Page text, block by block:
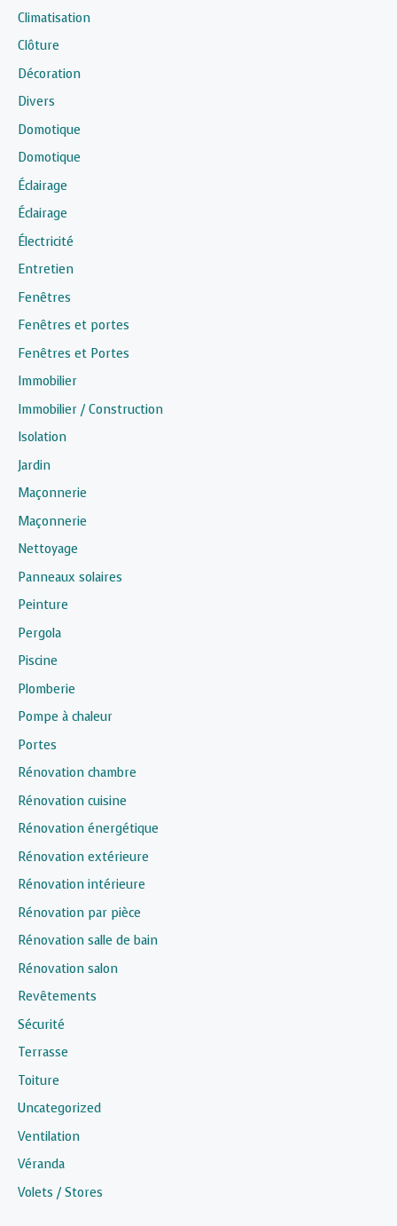
Climatisation
Clôture
Décoration
Divers
Domotique
Domotique
Éclairage
Éclairage
Électricité
Entretien
Fenêtres
Fenêtres et portes
Fenêtres et Portes
Immobilier
Immobilier / Construction
Isolation
Jardin
Maçonnerie
Maçonnerie
Nettoyage
Panneaux solaires
Peinture
Pergola
Piscine
Plomberie
Pompe à chaleur
Portes
Rénovation chambre
Rénovation cuisine
Rénovation énergétique
Rénovation extérieure
Rénovation intérieure
Rénovation par pièce
Rénovation salle de bain
Rénovation salon
Revêtements
Sécurité
Terrasse
Toiture
Uncategorized
Ventilation
Véranda
Volets / Stores